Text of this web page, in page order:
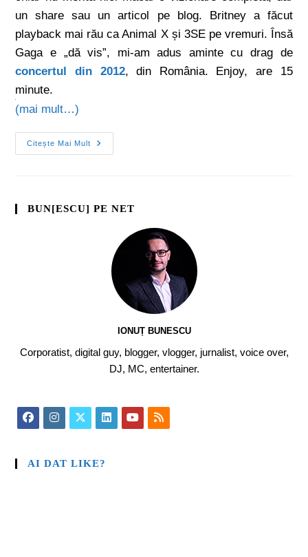
un share sau un articol pe blog. Britney a făcut
playback mai rău ca Animal X și 3SE pe vremuri. Însă
Gaga e „dă vis”, mi-am adus aminte cu drag de
concertul din 2012, din România. Enjoy, are 15
minute.
(mai mult…)
Citește Mai Mult
BUN[ESCU] PE NET
IONUȚ BUNESCU
Corporatist, digital guy, blogger, vlogger, jurnalist, voice over,
DJ, MC, entertainer.
AI DAT LIKE?